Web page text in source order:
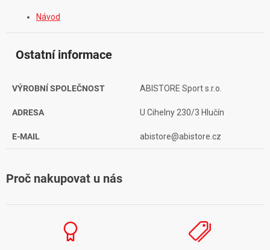
Návod
Ostatní informace
VÝROBNÍ SPOLEČNOST ABISTORE Sport s.r.o.
ADRESA U Cihelny 230/3 Hlučín
E-MAIL abistore@abistore.cz
Proč nakupovat u nás